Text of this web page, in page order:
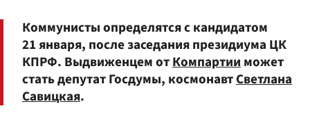
Коммунисты определятся с кандидатом
21 января, после заседания президиума ЦК
КПРФ. Выдвиженцем отКомпартииможет
стать депутат Госдумы, космонавтСветлана
Савицкая.